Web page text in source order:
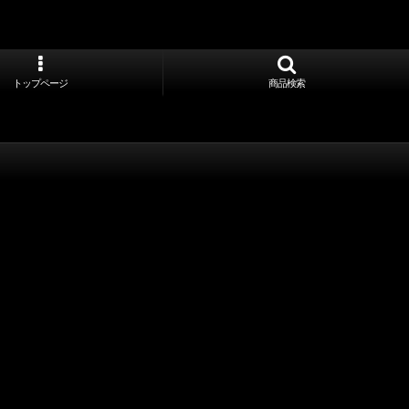
トップページ 商品検索